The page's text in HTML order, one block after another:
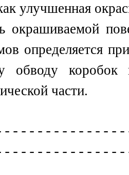
улучшенная
окрашиваемой
определяется
обводу коробок
части.